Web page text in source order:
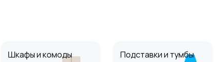
Шкафы и комоды Подставки и тумбы